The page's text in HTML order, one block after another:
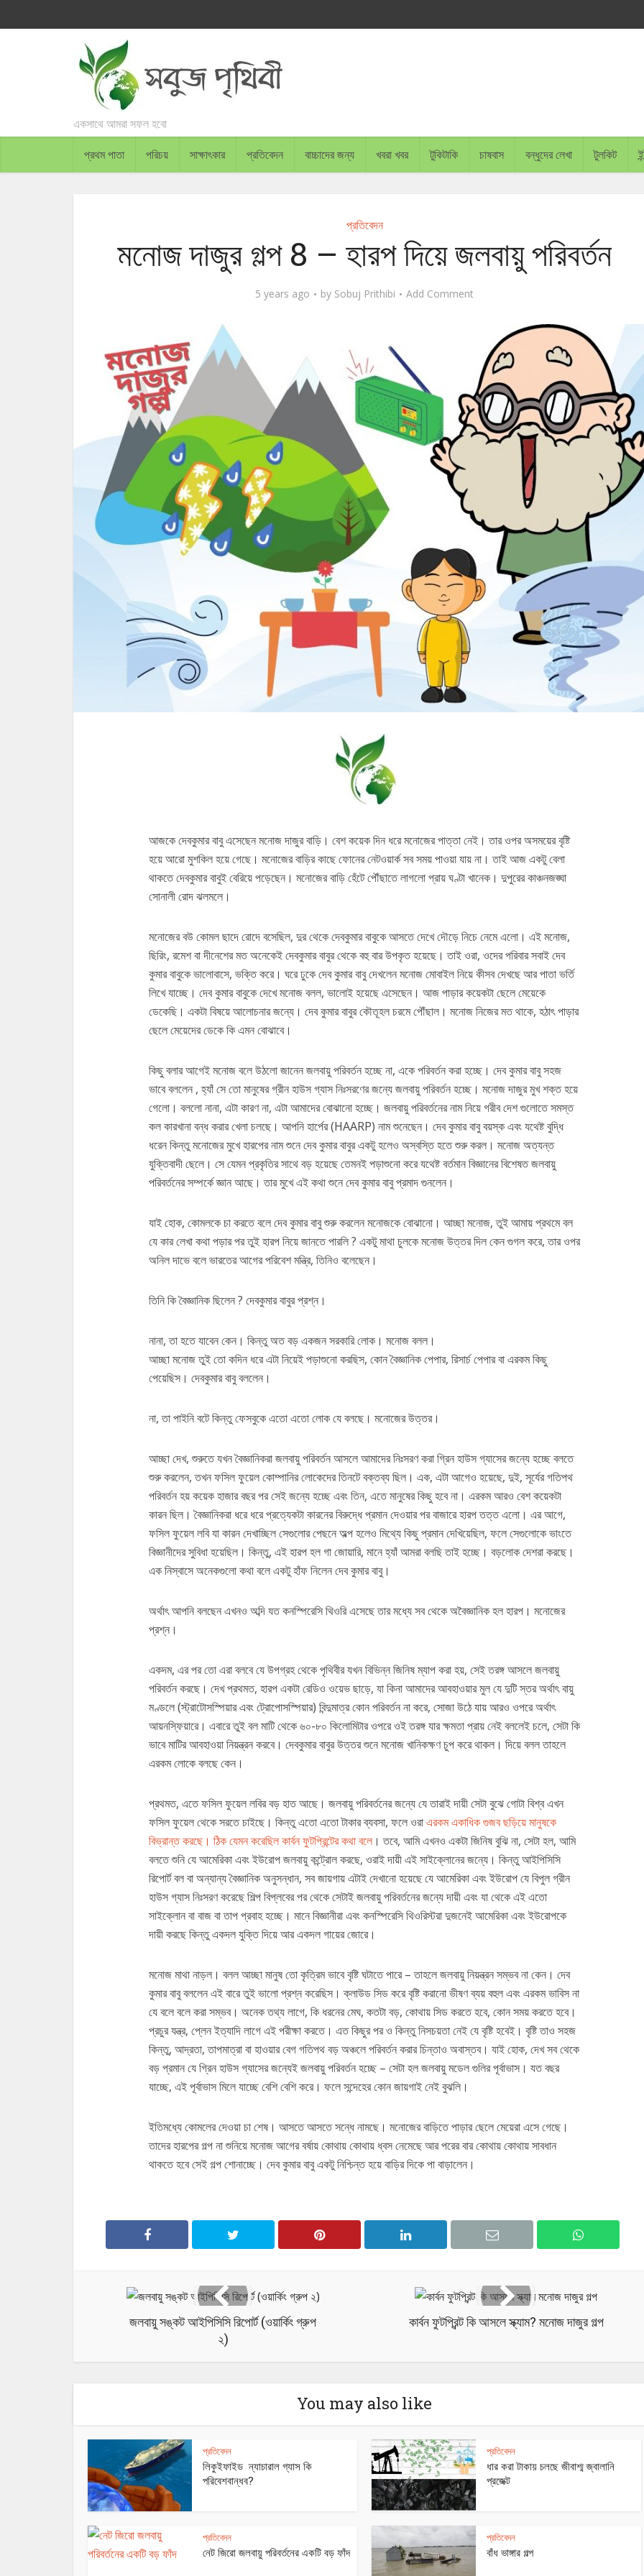
একসাথে আমরা সফল হবো
প্রথম পাতা পরিচয় সাক্ষাৎকার প্রতিবেদন বাচ্চাদের জন্য খবরা খবর টুকিটাকি চাষবাস বন্ধুদের লেখা টুলকিট
প্রতিবেদন
মনোজ দাজুর গল্প 8 – হারপ দিয়ে জলবায়ু পরিবর্তন
5 years ago by Sobuj Prithibi Add Comment
আজকে দেবকুমার বাবু এসেছেন মনোজ দাজুর বাড়ি। বেশ কয়েক দিন ধরে মনোজের পাত্তা নেই। তার ওপর অসময়ের বৃষ্টি
হয়ে আরো মুশকিল হয়ে গেছে। মনোজের বাড়ির কাছে ফোনের নেটওয়ার্ক সব সময় পাওয়া যায় না। তাই আজ একটু বেলা
থাকতে দেবকুমার বাবুই বেরিয়ে পড়েছেন। মনোজের বাড়ি হেঁটে পৌঁছাতে লাগলো প্রায় ঘণ্টা খানেক। দুপুরের কাঞ্চনজঙ্ঘা
সোনালী রোদ ঝলমলে।
মনোজের বউ কোমল ছাদে রোদে বসেছিল, দুর থেকে দেবকুমার বাবুকে আসতে দেখে দৌড়ে নিচে নেমে এলো। এই মনোজ,
ছিরিং, রমেশ বা দীনেশের মত অনেকেই দেবকুমার বাবুর থেকে বহু বার উপকৃত হয়েছে। তাই ওরা, ওদের পরিবার সবাই দেব
কুমার বাবুকে ভালোবাসে, ভক্তি করে। ঘরে ঢুকে দেব কুমার বাবু দেখলেন মনোজ মোবাইল নিয়ে কীসব দেখছে আর পাতা ভর্তি
লিখে যাচ্ছে। দেব কুমার বাবুকে দেখে মনোজ বলল, ভালোই হয়েছে এসেছেন। আজ পাড়ার কয়েকটা ছেলে মেয়েকে
ডেকেছি। একটা বিষয়ে আলোচনার জন্যে। দেব কুমার বাবুর কৌতূহল চরমে পৌঁছাল। মনোজ নিজের মত থাকে, হঠাৎ পাড়ার
ছেলে মেয়েদের ডেকে কি এমন বোঝাবে।
কিছু বলার আগেই মনোজ বলে উঠলো জানেন জলবায়ু পরিবর্তন হচ্ছে না, একে পরিবর্তন করা হচ্ছে। দেব কুমার বাবু সহজ
ভাবে বললেন , হ্যাঁ সে তো মানুষের গ্রীন হাউস গ্যাস নিঃসরণের জন্যে জলবায়ু পরিবর্তন হচ্ছে। মনোজ দাজুর মুখ শক্ত হয়ে
গেলো। বললো নানা, এটা কারণ না, এটা আমাদের বোঝানো হচ্ছে। জলবায়ু পরিবর্তনের নাম নিয়ে গরীব দেশ গুলোতে সমস্ত
কল কারখানা বন্ধ করার খেলা চলছে। আপনি হার্পের (HAARP) নাম শুনেছেন। দেব কুমার বাবু বয়স্ক এবং যথেষ্ট বুদ্ধি
ধরেন কিন্তু মনোজের মুখে হারপের নাম শুনে দেব কুমার বাবুর একটু হলেও অস্বস্তি হতে শুরু করল। মনোজ অত্যন্ত
যুক্তিবাদী ছেলে। সে যেমন প্রকৃতির সাথে বড় হয়েছে তেমনই পড়াশুনো করে যথেষ্ট বর্তমান বিজ্ঞানের বিশেষত জলবায়ু
পরিবর্তনের সম্পর্কে জ্ঞান আছে। তার মুখে এই কথা শুনে দেব কুমার বাবু প্রমাদ গুনলেন।
যাই হোক, কোমলকে চা করতে বলে দেব কুমার বাবু শুরু করলেন মনোজকে বোঝানো। আচ্ছা মনোজ, তুই আমায় প্রথমে বল
যে কার লেখা কথা পড়ার পর তুই হারপ নিয়ে জানতে পারলি ? একটু মাথা চুলকে মনোজ উত্তর দিল কেন গুগল করে, তার ওপর
অনিল দাভে বলে ভারতের আগের পরিবেশ মন্ত্রি, তিনিও বলেছেন।
তিনি কি বৈজ্ঞানিক ছিলেন ? দেবকুমার বাবুর প্রশ্ন।
নানা, তা হতে যাবেন কেন। কিন্তু অত বড় একজন সরকারি লোক। মনোজ বলল।
আচ্ছা মনোজ তুই তো কদিন ধরে এটা নিয়েই পড়াশুনো করছিস, কোন বৈজ্ঞানিক পেপার, রিসার্চ পেপার বা এরকম কিছু
পেয়েছিস। দেবকুমার বাবু বললেন।
না, তা পাইনি বটে কিন্তু ফেসবুকে এতো এতো লোক যে বলছে। মনোজের উত্তর।
আচ্ছা দেখ, শুরুতে যখন বৈজ্ঞানিকরা জলবায়ু পরিবর্তন আসলে আমাদের নিঃসরণ করা গ্রিন হাউস গ্যাসের জন্যে হচ্ছে বলতে
শুরু করলেন, তখন ফসিল ফুয়েল কোম্পানির লোকেদের তিনটে বক্তব্য ছিল। এক, এটা আগেও হয়েছে, দুই, সূর্যের গতিপথ
পরিবর্তন হয় কয়েক হাজার বছর পর সেই জন্যে হচ্ছে এবং তিন, এতে মানুষের কিছু হবে না। এরকম আরও বেশ কয়েকটা
কারন ছিল। বৈজ্ঞানিকরা ধরে ধরে প্রত্যেকটা কারনের বিরুদ্ধে প্রমান দেওয়ার পর বাজারে হারপ তত্ত এলো। এর আগে,
ফসিল ফুয়েল লবি যা কারন দেখাচ্ছিল সেগুলোর পেছনে অল্প হলেও মিথ্যে কিছু প্রমান দেখিয়েছিল, ফলে সেগুলোকে ভাংতে
বিজ্ঞানীদের সুবিধা হয়েছিল। কিন্তু, এই হারপ হল গা জোয়ারি, মানে হ্যাঁ আমরা বলছি তাই হচ্ছে। বড়লোক দেশরা করছে।
এক নিস্বাসে অনেকগুলো কথা বলে একটু হাঁফ নিলেন দেব কুমার বাবু।
অর্থাৎ আপনি বলছেন এখনও অব্দি যত কনস্পিরেসি থিওরি এসেছে তার মধ্যে সব থেকে অবৈজ্ঞানিক হল হারপ। মনোজের
প্রশ্ন।
একদম, এর পর তো এরা বলবে যে উপগ্রহ থেকে পৃথিবীর যখন বিভিন্ন জিনিষ ম্যাপ করা হয়, সেই তরঙ্গ আসলে জলবায়ু
পরিবর্তন করছে। দেখ প্রথমত, হারপ একটা রেডিও ওয়েভ ছাড়ে, যা কিনা আমাদের আবহাওয়ার মুল যে দুটি স্তর অর্থাৎ বায়ু
মণ্ডলে (স্ট্রাটোসস্পিয়ার এবং ট্রোপোসস্পিয়ার) বিন্দুমাত্র কোন পরিবর্তন না করে, সোজা উঠে যায় আরও ওপরে অর্থাৎ
আয়নস্ফিয়ারে। এবারে তুই বল মাটি থেকে ৬০-৮০ কিলোমিটার ওপরে ওই তরঙ্গ যার ক্ষমতা প্রায় নেই বললেই চলে, সেটা কি
ভাবে মাটির আবহাওয়া নিয়ন্ত্রন করবে। দেবকুমার বাবুর উত্তর শুনে মনোজ খানিকক্ষণ চুপ করে থাকল। দিয়ে বলল তাহলে
এরকম লোকে বলছে কেন।
প্রথমত, এতে ফসিল ফুয়েল লবির বড় হাত আছে। জলবায়ু পরিবর্তনের জন্যে যে তারাই দায়ী সেটা বুঝে গোটা বিশ্ব এখন
ফসিল ফুয়েল থেকে সরতে চাইছে। কিন্তু এতো এতো টাকার ব্যবসা, ফলে ওরাএরকম একাধিক গুজব ছড়িয়ে মানুষকে
বিভ্রান্ত করছে। ঠিক যেমন করেছিল কার্বন ফুটপ্রিন্টের কথা বলে । তবে, আমি এখনও একটা জিনিষ বুঝি না, সেটা হল, আমি
বলতে শুনি যে আমেরিকা এবং ইউরোপ জলবায়ু কন্ট্রোল করছে, ওরাই দায়ী এই সাইক্লোনের জন্যে। কিন্তু আইপিসিসি
রিপোর্ট বল বা অন্যান্য বৈজ্ঞানিক অনুসন্ধান, সব জায়গায় এটাই দেখানো হয়েছে যে আমেরিকা এবং ইউরোপ যে বিপুল গ্রীন
হাউস গ্যাস নিঃসরণ করেছে শিল্প বিপ্লবের পর থেকে সেটাই জলবায়ু পরিবর্তনের জন্যে দায়ী এবং যা থেকে এই এতো
সাইক্লোন বা বাজ বা তাপ প্রবাহ হচ্ছে। মানে বিজ্ঞানীরা এবং কনস্পিরেসি থিওরিস্টরা দুজনেই আমেরিকা এবং ইউরোপকে
দায়ী করছে কিন্তু একদল যুক্তি দিয়ে আর একদল গায়ের জোরে।
মনোজ মাথা নাড়ল। বলল আচ্ছা মানুষ তো কৃত্রিম ভাবে বৃষ্টি ঘটাতে পারে – তাহলে জলবায়ু নিয়ন্ত্রন সম্ভব না কেন। দেব
কুমার বাবু বললেন এই বারে তুই ভালো প্রশ্ন করেছিস। ক্লাউড সিড করে বৃষ্টি করানো ভীষণ ব্যয় বহুল এবং এরকম ভাবিস না
যে বলে বলে করা সম্ভব। অনেক তথ্য লাগে, কি ধরনের মেঘ, কতটা বড়, কোথায় সিড করতে হবে, কোন সময় করতে হবে।
প্রচুর যন্ত্র, প্লেন ইত্যাদি লাগে এই পরীক্ষা করতে। এত কিছুর পর ও কিন্তু নিসচয়তা নেই যে বৃষ্টি হবেই। বৃষ্টি তাও সহজ
কিন্তু, আদ্রতা, তাপমাত্রা বা হাওয়ার বেগ গতিপথ বড় অঞ্চলে পরিবর্তন করার চিন্তাও অবাস্তব। যাই হোক, দেখ সব থেকে
বড় প্রমান যে গ্রিন হাউস গ্যাসের জন্যেই জলবায়ু পরিবর্তন হচ্ছে – সেটা হল জলবায়ু মডেল গুলির পূর্বাভাস। যত বছর
যাচ্ছে, এই পূর্বাভাস মিলে যাচ্ছে বেশি বেশি করে। ফলে সন্দেহের কোন জায়গাই নেই বুঝলি।
ইতিমধ্যে কোমলের দেওয়া চা শেষ। আসতে আসতে সন্ধে নামছে। মনোজের বাড়িতে পাড়ার ছেলে মেয়েরা এসে গেছে।
তাদের হারপের গল্প না শুনিয়ে মনোজ আগের বর্ষায় কোথায় কোথায় ধ্বস নেমেছে আর পরের বার কোথায় কোথায় সাবধান
থাকতে হবে সেই গল্প শোনাচ্ছে। দেব কুমার বাবু একটু নিশ্চিন্ত হয়ে বাড়ির দিকে পা বাড়ালেন।
জলবায়ু সঙ্কট আইপিসিসি রিপোর্ট (ওয়ার্কিং গ্রুপ
২)
কার্বন ফুটপ্রিন্ট কি আসলে স্ক্যাম? মনোজ দাজুর গল্প
You may also like
প্রতিবেদন
লিকুইফাইড ন্যাচারাল গ্যাস কি
পরিবেশবান্ধব?
প্রতিবেদন
ধার করা টাকায় চলছে জীবাশ্ম জ্বালানি
প্রজেক্ট
প্রতিবেদন
নেট জিরো জলবায়ু পরিবর্তনের একটি বড় ফাঁদ
প্রতিবেদন
বাঁধ ভাঙ্গার গল্প
BANGLADESH PLANS TO
অসাম্য, বায়ুদূষণ এবং রান্না জল সংরক্ষণের টুকিটাকি – ১
গোটা হিঙ্গলগঞ্জ ব্লকের পানীয় জলস্তর হু-
হু করে নেমে...
স্মোগ টাওয়ার দিয়ে কেন বায়ু দূষণ
যাবে না?
3 min read